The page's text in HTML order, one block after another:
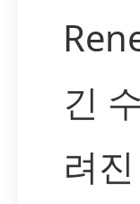
긴
려